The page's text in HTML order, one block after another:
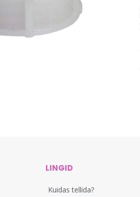
LINGID
Kuidas tellida?